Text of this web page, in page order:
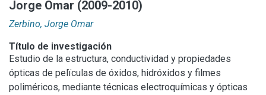
Statistics
Jorge Omar (2009-2010)
Zerbino, Jorge Omar
Título de investigación
Estudio de la estructura, conductividad y propiedades
ópticas de pelïculas de óxidos, hidróxidos y filmes
poliméricos, mediante técnicas electroquímicas y ópticas